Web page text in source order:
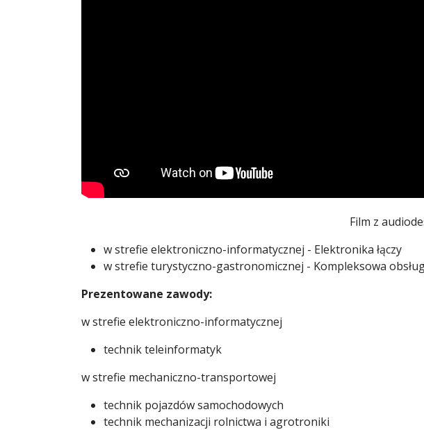
Film z
w strefie elektroniczno-informatycznej - Elektronika łączy
w strefie turystyczno-gastronomicznej - Kompleksowa
Prezentowane zawody:
w strefie elektroniczno-informatycznej
technik teleinformatyk
w strefie mechaniczno-transportowej
technik pojazdów samochodowych
technik mechanizacji rolnictwa i agrotroniki